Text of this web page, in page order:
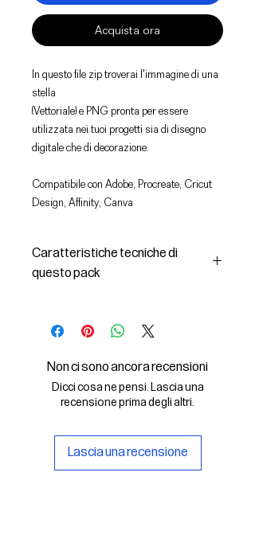
Acquista ora
In questo file zip troverai l'immagine di una
stella
(Vettoriale) e PNG pronta per essere
utilizzata nei tuoi progetti sia di disegno
digitale che di decorazione.
Compatibile con Adobe, Procreate, Cricut
Design, Affinity, Canva
Caratteristiche tecniche di
questo pack
- le immagini descritte in formato
- la licenza d'uso delle grafiche
Il File SVG è compatibile con Adobe,
Cricut Design, Cricut
Procreate e Affinity
Non ci sono ancora recensioni
Dicci cosa ne pensi. Lascia una
recensione prima degli altri.
Lascia una recensione